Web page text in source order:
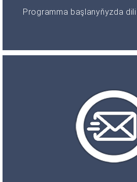
Programma başlanyňyzda